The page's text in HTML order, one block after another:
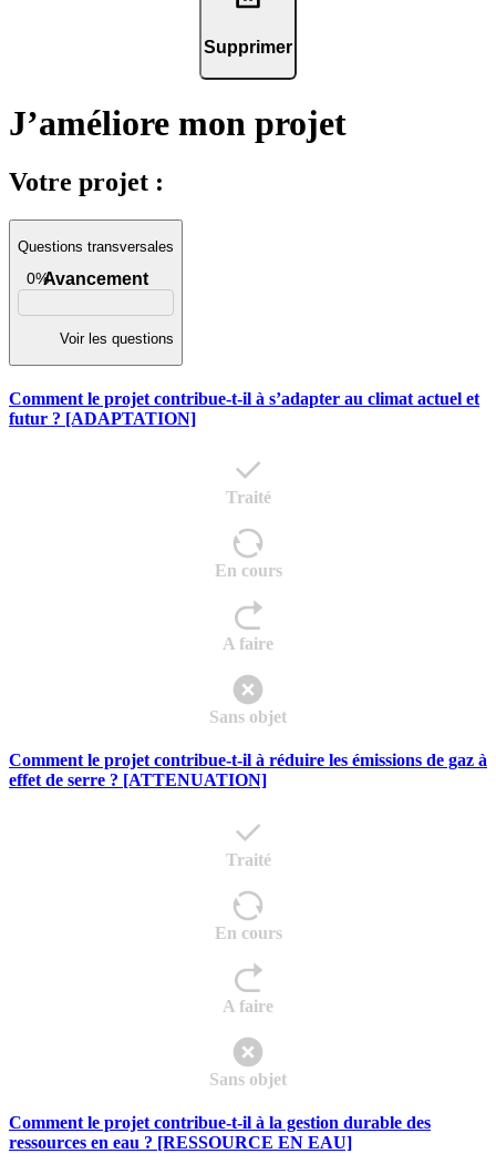
Supprimer
J’améliore mon projet
Votre projet :
Questions transversales
Avancement
0%
Voir les questions
Comment le projet contribue-t-il à s’adapter au climat actuel et
futur ? [ADAPTATION]
Traité
En cours
A faire
Sans objet
Comment le projet contribue-t-il à réduire les émissions de gaz à
effet de serre ? [ATTENUATION]
Traité
En cours
A faire
Sans objet
Comment le projet contribue-t-il à la gestion durable des
ressources en eau ? [RESSOURCE EN EAU]